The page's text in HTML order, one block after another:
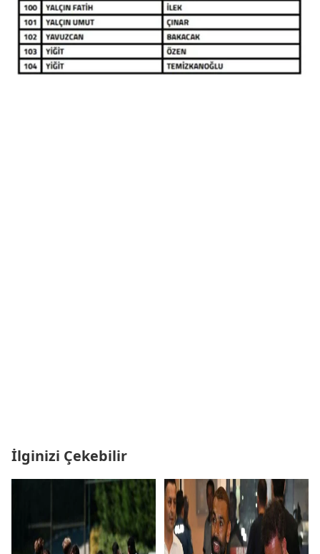
İlginizi Çekebilir